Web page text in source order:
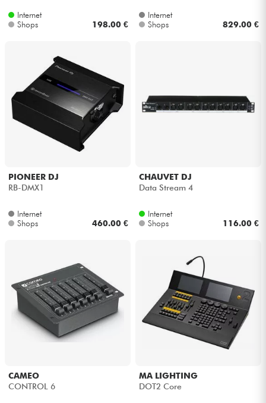
Internet
Shops
198.00 €
Internet
Shops
829.00 €
PIONEER DJ
RB-DMX1
Internet
Shops
460.00 €
CHAUVET DJ
Data Stream 4
Internet
Shops
116.00 €
CAMEO
CONTROL 6
MA LIGHTING
DOT2 Core